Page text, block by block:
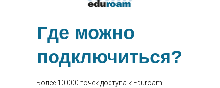
Где можно
подключиться?
Более 10 000 точек доступа к Eduroam